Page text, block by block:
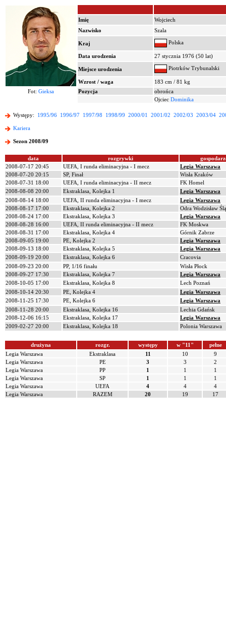
Imię
Wojciech
Nazwisko
Szala
Kraj Polska
Data urodzenia 27 stycznia 1976 (50 lat)
Miejsce urodzenia Piotrków Trybunalski
Wzrost / waga
183 cm / 81 kg
Fot: Gieksa Pozycja
obrońca
Ojciec Dominika
Występy: 1995/96 1996/97 1997/98 1998/99 2000/01 2001/02 2002/03 2003/04
Kariera
Sezon 2008/09
data rozgrywki
2008-07-17 20:45
UEFA, I runda eliminacyjna - I mecz
Legia Warszawa
2008-07-20 20:15
SP, Finał
Wisła Kraków
2008-07-31 18:00
UEFA, I runda eliminacyjna - II mecz
FK Homel
2008-08-08 20:00
Ekstraklasa, Kolejka 1
Legia Warszawa
2008-08-14 18:00
UEFA, II runda eliminacyjna - I mecz
Legia Warszawa
2008-08-17 17:00
Ekstraklasa, Kolejka 2
Odra Wodzisław
2008-08-24 17:00
Ekstraklasa, Kolejka 3
Legia Warszawa
2008-08-28 16:00
UEFA, II runda eliminacyjna - II mecz
FK Moskwa
2008-08-31 17:00
Ekstraklasa, Kolejka 4
Górnik Zabrze
2008-09-05 19:00
PE, Kolejka 2
Legia Warszawa
2008-09-13 18:00
Ekstraklasa, Kolejka 5
Legia Warszawa
2008-09-19 20:00
Ekstraklasa, Kolejka 6
Cracovia
2008-09-23 20:00
PP, 1/16 finału
Wisła Płock
2008-09-27 17:30
Ekstraklasa, Kolejka 7
Legia Warszawa
2008-10-05 17:00
Ekstraklasa, Kolejka 8
Lech Poznań
2008-10-14 20:30
PE, Kolejka 4
Legia Warszawa
2008-11-25 17:30
PE, Kolejka 6
Legia Warszawa
2008-11-28 20:00
Ekstraklasa, Kolejka 16
Lechia Gdańsk
2008-12-06 16:15
Ekstraklasa, Kolejka 17
Legia Warszawa
2009-02-27 20:00
Ekstraklasa, Kolejka 18 Polonia Warszawa
drużyna rozgr. występy w "11"
pełne
Legia Warszawa
Ekstraklasa 11 10
9
Legia Warszawa
PE 3 3
2
Legia Warszawa
PP 1 1
1
Legia Warszawa
SP 1 1
1
Legia Warszawa
UEFA 4 4
4
Legia Warszawa
RAZEM 20 19 17